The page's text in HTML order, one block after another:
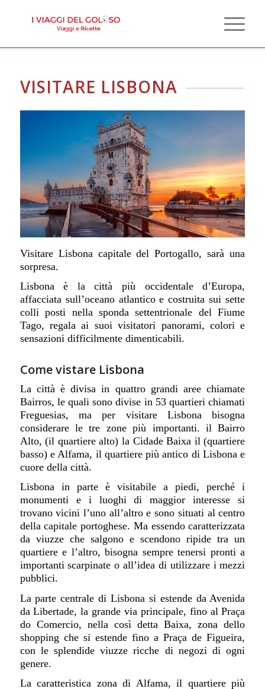
VISITARE LISBONA
Visitare Lisbona capitale del Portogallo,sarà una
sorpresa.
Lisbona è la città più occidentale d’Europa,
affacciata sull’oceano atlantico e costruita sui sette
colli posti nella sponda settentrionale del Fiume
Tago, regala ai suoi visitatori panorami, colori e
sensazioni difficilmente dimenticabili.
Come vistare Lisbona
La città è divisa in quattro grandi aree chiamate
Bairros, le quali sono divise in 53 quartieri chiamati
Freguesias, ma per visitareLisbonabisogna
considerarele tre zone più importanti. il Bairro
Alto, (il quartiere alto) la Cidade Baixa il (quartiere
basso) e Alfama, il quartiere più antico di Lisbona e
cuore della città.
Lisbona in parte è visitabile a piedi, perché i
monumenti e i luoghi di maggior interesse si
trovano vicini l’uno all’altro e sono situati al centro
della capitale portoghese. Ma essendo caratterizzata
da viuzze che salgono e scendono ripide tra un
quartiere e l’altro, bisogna sempre tenersi pronti a
importanti scarpinate o all’idea di utilizzare i mezzi
pubblici.
La parte centrale di Lisbona si estende da Avenida
da Libertade, la grande via principale, fino al Praça
do Comercio, nella così detta Baixa, zona dello
shopping che si estende fino a Praça de Figueira,
con le splendide viuzze ricche di negozi di ogni
genere.
La caratteristica zona di Alfama, il quartiere più